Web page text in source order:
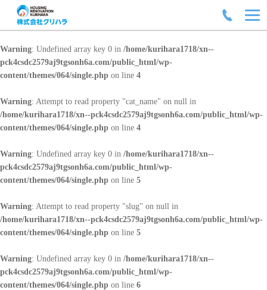
Warning: Undefined array key 0 in /home/kurihara1718/xn--
pck4csdc2579aj9tgsonh6a.com/public_html/wp-
content/themes/064/single.php on line 4
Warning: Attempt to read property "cat_name" on null in
/home/kurihara1718/xn--pck4csdc2579aj9tgsonh6a.com/public_html/wp-
content/themes/064/single.php on line 4
Warning: Undefined array key 0 in /home/kurihara1718/xn--
pck4csdc2579aj9tgsonh6a.com/public_html/wp-
content/themes/064/single.php on line 5
Warning: Attempt to read property "slug" on null in
/home/kurihara1718/xn--pck4csdc2579aj9tgsonh6a.com/public_html/wp-
content/themes/064/single.php on line 5
Warning: Undefined array key 0 in /home/kurihara1718/xn--
pck4csdc2579aj9tgsonh6a.com/public_html/wp-
content/themes/064/single.php on line 6